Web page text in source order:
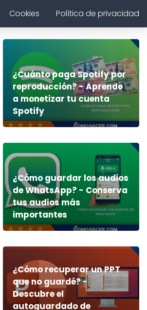
Cookies Política de privacidad
¿Cuánto paga Spotify por
reproducción? - Aprende
a monetizar tu cuenta
Spotify
¿Cómo guardar los audios
de WhatsApp? - Conserva
tus audios más
importantes
¿Cómo recuperar un PPT
que no guardé? -
Descubre el
autoguardado de